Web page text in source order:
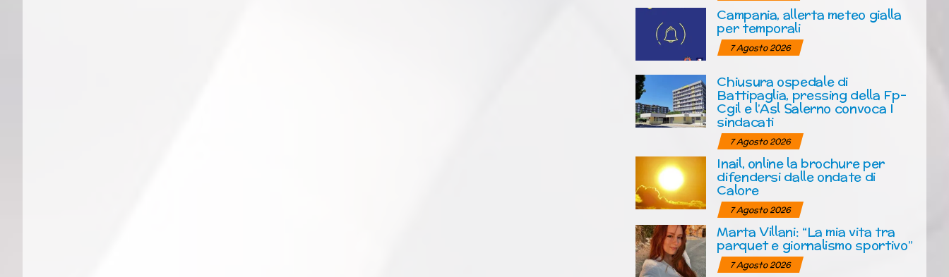
Campania, allerta meteo gialla
per temporali
7 Agosto 2026
Chiusura ospedale di
Battipaglia, pressing della Fp-
Cgil e l’Asl Salerno convoca I
sindacati
7 Agosto 2026
Inail, online la brochure per
difendersi dalle ondate di
Calore
7 Agosto 2026
Marta Villani: “La mia vita tra
parquet e giornalismo sportivo”
7 Agosto 2026